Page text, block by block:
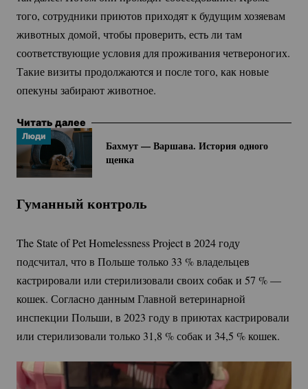
того, сотрудники приютов приходят к будущим хозяевам
животных домой, чтобы проверить, есть ли там
соответствующие условия для проживания четвероногих.
Такие визиты продолжаются и после того, как новые
опекуны забирают животное.
Читать далее
Люди
Бахмут — Варшава. История одного
щенка
Гуманный контроль
The State of Pet Homelessness Project в 2024 году
подсчитал, что в Польше только 33 %владельцев
кастрировали или стерилизовали своих собак и 57 %—
кошек. Согласно данным Главной ветеринарной
инспекции Польши, в 2023 году в приютах кастрировали
или стерилизовали только 31,8 %собак и 34,5 %кошек.